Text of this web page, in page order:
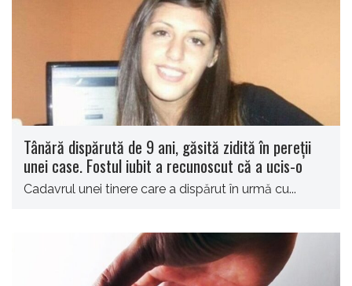
Tânără dispărută de 9 ani, găsită zidită în pereții
unei case. Fostul iubit a recunoscut că a ucis-o
Cadavrul unei tinere care a dispărut în urmă cu...